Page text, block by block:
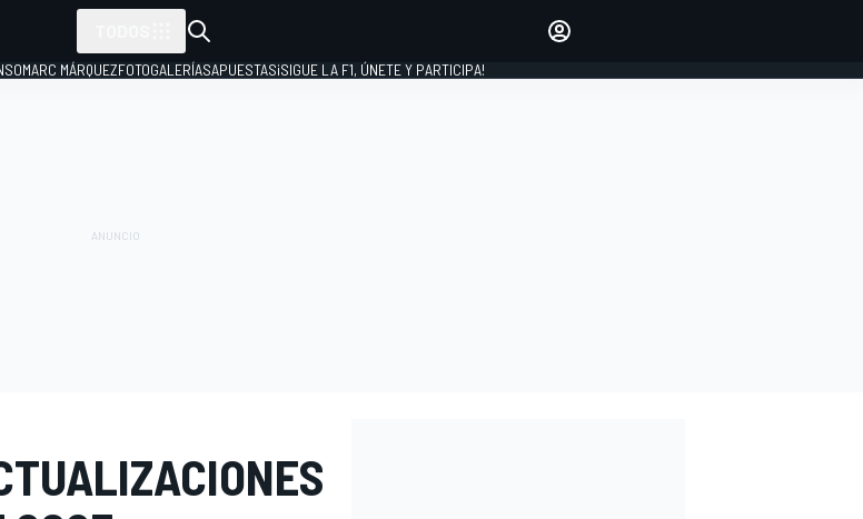
MARC MÁRQUEZFOTOGALERÍASAPUESTAS¡SIGUE LA F1, ÚNETE Y PARTICIPA!